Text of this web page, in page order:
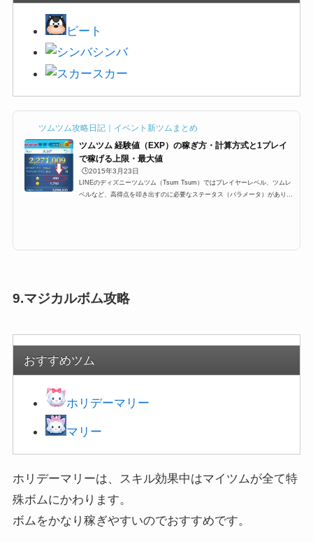
ピート
シンバ
スカー
ツムツム攻略日記｜イベント新ツムまとめ
ツムツム 経験値（EXP）の稼ぎ方・計算方式と1プレイ
で稼げる上限・最大値
🕒️2015年3月23日
LINEのディズニーツムツム（Tsum Tsum）ではプレイヤーレベル、ツムレ
ベルなど、高得点を叩き出すのに必要なステータス（パラメータ）がありま
9.マジカルボム攻略
おすすめツム
ホリデーマリー
マリー
ホリデーマリーは、スキル効果中はマイツムが全て特
殊ボムにかわります。
ボムをかなり稼ぎやすいのでおすすめです。